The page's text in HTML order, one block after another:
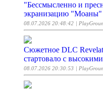
"Бессмысленно и
экранизацию
08.07.2026 20:48:42 |
Сюжетное DLC
стартовало с
08.07.2026 20:30:53 |